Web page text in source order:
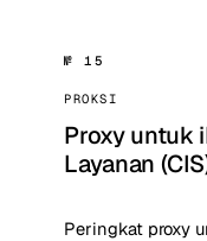
№ 15
PROKSI
Proxy untuk
Layanan
Peringkat proxy